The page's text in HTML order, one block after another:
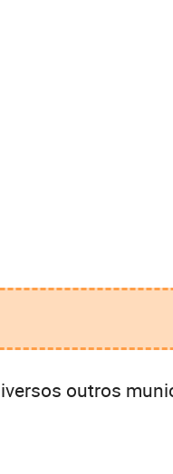
outros